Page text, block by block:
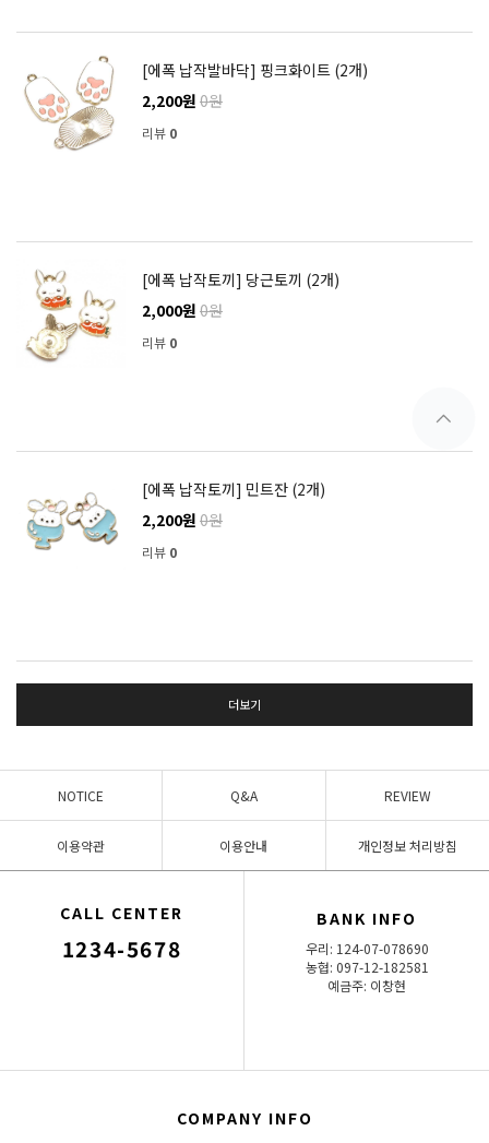
[에폭 납작발바닥] 핑크화이트 (2개)
2,200원 0원
리뷰 0
[에폭 납작토끼] 당근토끼 (2개)
2,000원 0원
리뷰 0
[에폭 납작토끼] 민트잔 (2개)
2,200원 0원
리뷰 0
더보기
NOTICE Q&A REVIEW
이용약관 이용안내 개인정보 처리방침
CALL CENTER
1234-5678
BANK INFO
우리: 124-07-078690
농협: 097-12-182581
예금주: 이창현
COMPANY INFO